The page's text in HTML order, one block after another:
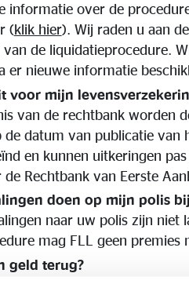
informatie over de
(klik hier). Wij raden u aan
de liquidatieprocedure.
er nieuwe informatie
voor mijn
van de rechtbank worden
de datum van publicatie
en kunnen uitkeringen
Rechtbank van Eerste
doen op mijn polis
naar uw polis zijn
mag FLL geen premies
geld terug?